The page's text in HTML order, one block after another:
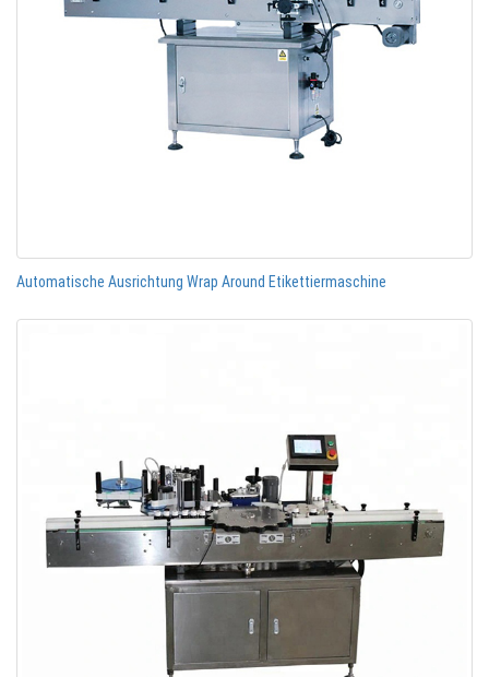
Automatische Ausrichtung Wrap Around Etikettiermaschine